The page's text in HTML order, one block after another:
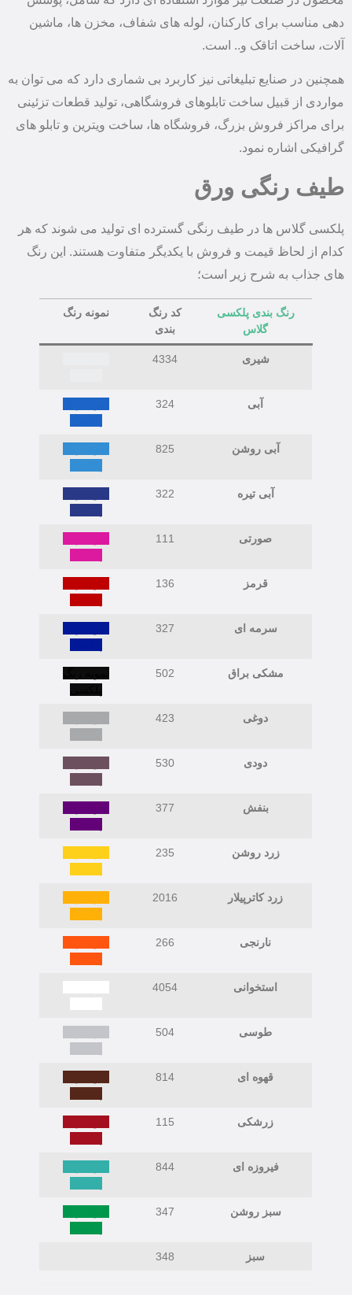
دهی مناسب برای کارکنان، لوله های شفاف، مخزن ها، ماشین
آلات، ساخت اتاقک و.. است.
همچنین در صنایع تبلیغاتی نیز کاربرد بی شماری دارد که می توان به
مواردی از قبیل ساخت تابلوهای فروشگاهی، تولید قطعات تزئینی
برای مراکز فروش بزرگ، فروشگاه ها، ساخت ویترین و تابلو های
گرافیکی اشاره نمود.
طیف رنگی ورق
پلکسی گلاس ها در طیف رنگی گسترده ای تولید می شوند که هر
کدام از لحاظ قیمت و فروش با یکدیگر متفاوت هستند. این رنگ
های جذاب به شرح زیر است؛
رنگ بندی پلکسی
گلاس
کد رنگ
بندی
نمونه رنگ
شیری 4334
آبی 324
آبی روشن 825
آبی تیره 322
صورتی 111
قرمز 136
سرمه ای 327
مشکی براق 502
دوغی 423
دودی 530
بنفش 377
زرد روشن 235
زرد کاترپیلار 2016
نارنجی 266
استخوانی 4054
طوسی 504
قهوه ای 814
زرشکی 115
فیروزه ای 844
سبز روشن 347
سبز 348